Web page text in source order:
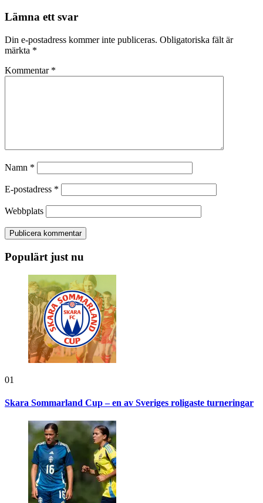
Lämna ett svar
Din e-postadress kommer inte publiceras. Obligatoriska fält är
märkta *
Kommentar *
Namn *
E-postadress *
Webbplats
Populärt just nu
01
Skara Sommarland Cup – en av Sveriges roligaste turneringar